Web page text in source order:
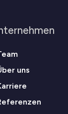
uns